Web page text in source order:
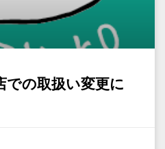
での取扱い変更に